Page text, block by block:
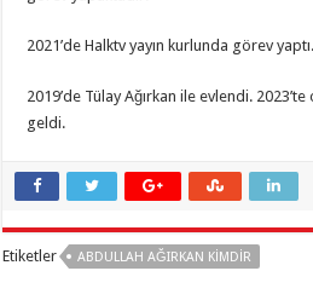
2021’de Halktv yayın kurlunda görev yaptı.
2019’de Tülay Ağırkan ile evlendi.
geldi.
Etiketler ABDULLAH AĞIRKAN KİMDİR